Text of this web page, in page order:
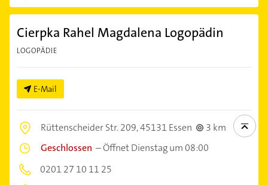
Cierpka Rahel Magdalena Logopädin
LOGOPÄDIE
E-Mail
Rüttenscheider Str. 209,45131 Essen
3 km
Geschlossen –Öffnet Dienstag um 08:00
0201 27 10 11 25